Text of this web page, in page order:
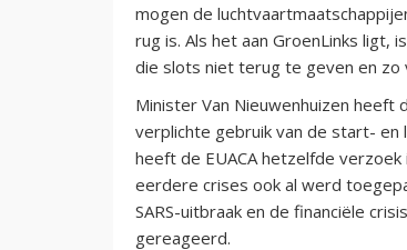
mogen de
rug is. Als het aan GroenLinks ligt,
die slots niet terug te geven en zo
Minister Van Nieuwenhuizen
verplichte gebruik van de start- en
heeft de EUACA hetzelfde
eerdere crises ook al werd
SARS-uitbraak en de financiële
gereageerd.